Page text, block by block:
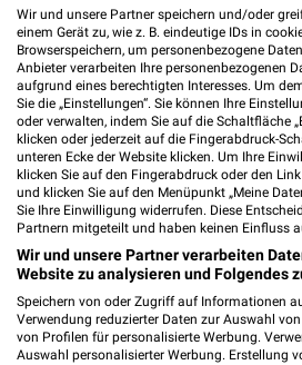
94032 Passau
Heute 09:00 - 18:00
438,70 km
BRAX Store Passau
Ludwigstraße 13
94032 Passau
Heute 09:30 - 19:00 Uhr
438,76 km
Tchibo Filiale mit Kaffee
Wir und unsere Partner speichern und/oder
einem Gerät zu, wie z. B. eindeutige IDs in
Browserspeichern, um personenbezogene
Anbieter verarbeiten Ihre personenbezogenen
aufgrund eines berechtigten Interesses. Um
Sie die „Einstellungen“. Sie können Ihre
oder verwalten, indem Sie auf die Schaltfläche
klicken oder jederzeit auf die Fingerabdruck-
unteren Ecke der Website klicken. Um Ihre
klicken Sie auf den Fingerabdruck oder den
und klicken Sie auf den Menüpunkt „Meine
Sie Ihre Einwilligung widerrufen. Diese
Partnern mitgeteilt und haben keinen Einfluss
Wir und unsere Partner verarbeiten
Website zu analysieren und Folgendes
Speichern von oder Zugriff auf Informationen
Verwendung reduzierter Daten zur Auswahl
von Profilen für personalisierte Werbung.
Auswahl personalisierter Werbung. Erstellung